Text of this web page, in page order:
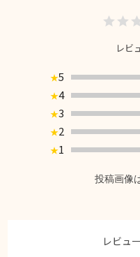
レビ
★5
★4
★3
★2
★1
投稿画像
レビュ